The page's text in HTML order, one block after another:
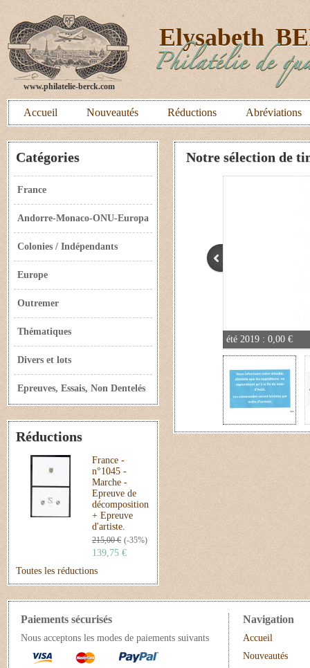
www.philatelie-berck.com
Elysabeth
Philatélie de
Accueil Nouveautés Réductions Abréviations
Catégories
France
Andorre-Monaco-ONU-Europa
Colonies / Indépendants
Europe
Outremer
Thématiques
Divers et lots
Epreuves, Essais, Non Dentelés
Réductions
France -
n°1045 -
Marche -
Epreuve de
décomposition
+ Epreuve
d'artiste.
215,00 € (-35%)
139,75 €
Toutes les réductions
Notre sélection de
été 2019 : 0,00 €
Paiements sécurisés
Nous acceptons les modes de paiements suivants
Navigation
Accueil
Nouveautés